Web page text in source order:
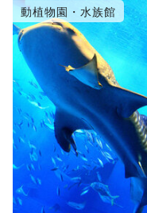
動植物園・水族館